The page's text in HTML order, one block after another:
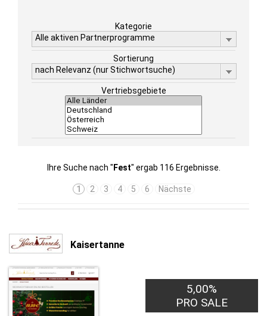
Kategorie
Alle aktiven Partnerprogramme
Sortierung
nach Relevanz (nur Stichwortsuche)
Vertriebsgebiete
Ihre Suche nach " Fest" ergab 116 Ergebnisse.
1 2 3 4 5 6 Nächste
Kaisertanne
5,00%
PRO SALE